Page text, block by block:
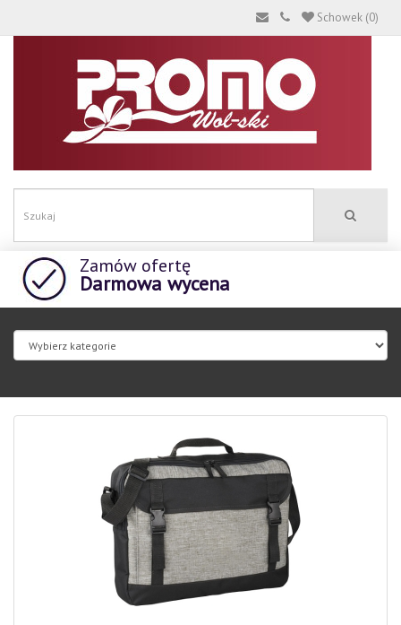
Schowek (0)
Zamów ofertę
Darmowa wycena